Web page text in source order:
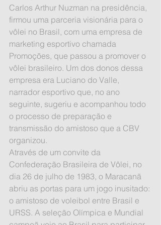
Carlos Arthur Nuzman na presidência,
firmou uma parceria visionária para o
vôlei no Brasil, com uma empresa de
marketing esportivo chamada
Promoções, que passou a promover o
vôlei brasileiro. Um dos donos dessa
empresa era Luciano do Valle,
narrador esportivo que, no ano
seguinte, sugeriu e acompanhou todo
o processo de preparação e
transmissão do amistoso que a CBV
organizou.
Através de um convite da
Confederação Brasileira de Vôlei, no
dia 26 de julho de 1983, o Maracanã
abriu as portas para um jogo inusitado:
o amistoso de voleibol entre Brasil e
URSS. A seleção Olímpica e Mundial